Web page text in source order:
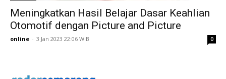
Meningkatkan Hasil Belajar Dasar Keahlian
Otomotif dengan Picture and Picture
online - 3 Jan 2023 22:06 WIB 0